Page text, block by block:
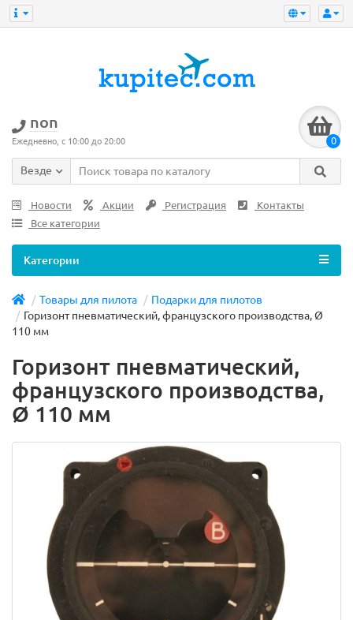
non
Ежедневно, с 10:00 до 20:00 0
Везде
Новости Акции Регистрация
Контакты
Все категории
Категории
Товары для пилота
Подарки для пилотов
Горизонт пневматический, французского производства, Ø
110 мм
Горизонт пневматический,
французского производства,
Ø 110 мм